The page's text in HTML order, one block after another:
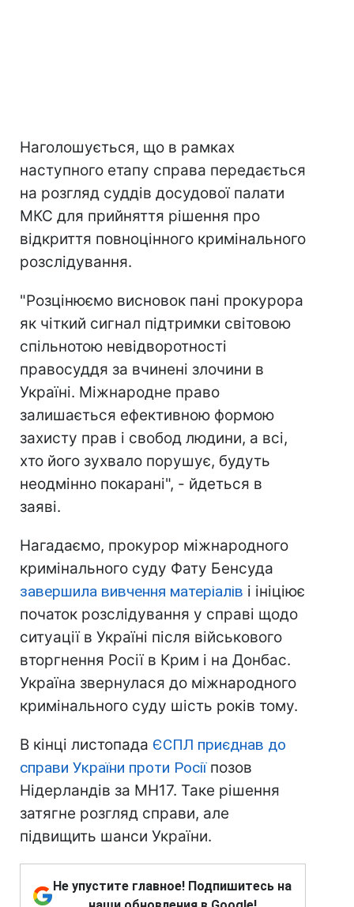
Наголошується, що в рамках
наступного етапу справа передається
на розгляд суддів досудової палати
МКС для прийняття рішення про
відкриття повноцінного кримінального
розслідування.
"Розцінюємо висновок пані прокурора
як чіткий сигнал підтримки світовою
спільнотою невідворотності
правосуддя за вчинені злочини в
Україні. Міжнародне право
залишається ефективною формою
захисту прав і свобод людини, а всі,
хто його зухвало порушує, будуть
неодмінно покарані", - йдеться в
заяві.
Нагадаємо, прокурор міжнародного
кримінального суду Фату Бенсуда
завершила вивчення матеріалів і ініціює
початок розслідування у справі щодо
ситуації в Україні після військового
вторгнення Росії в Крим і на Донбас.
Україна звернулася до міжнародного
кримінального суду шість років тому.
В кінці листопада ЄСПЛ приєднав до
справи України проти Росіїпозов
Нідерландів за MH17. Таке рішення
затягне розгляд справи, але
підвищить шанси України.
Не упустите главное! Подпишитесь на